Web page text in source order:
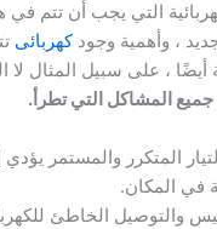
التي يجب أن تتم
، وأهمية وجودكهربائى
أيضًا ، على سبيل المثال لا
جميع المشاكل التي تطرأ.
المتكرر والمستمر يؤدي
في المكان.
والتوصيل الخاطئ